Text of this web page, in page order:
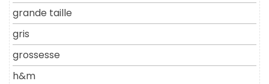
grande taille
gris
grossesse
h&m